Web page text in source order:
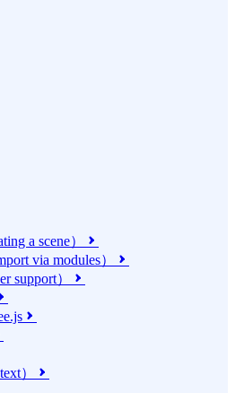
a scene）

via modules） 
support） 

） 